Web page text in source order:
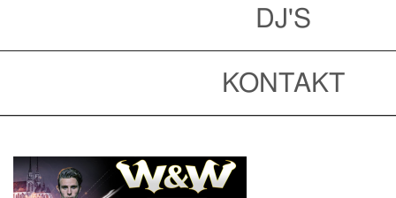
DJ'S
KONTAKT